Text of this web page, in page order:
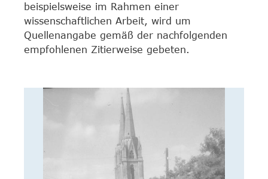
beispielsweise im Rahmen einer
wissenschaftlichen Arbeit, wird um
Quellenangabe gemäß der nachfolgenden
empfohlenen Zitierweise gebeten.